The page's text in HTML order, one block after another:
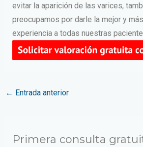
evitar la aparición de las varices,
preocupamos por darle la mejor y
experiencia a todas nuestras
← Entrada anterior
Primera consulta